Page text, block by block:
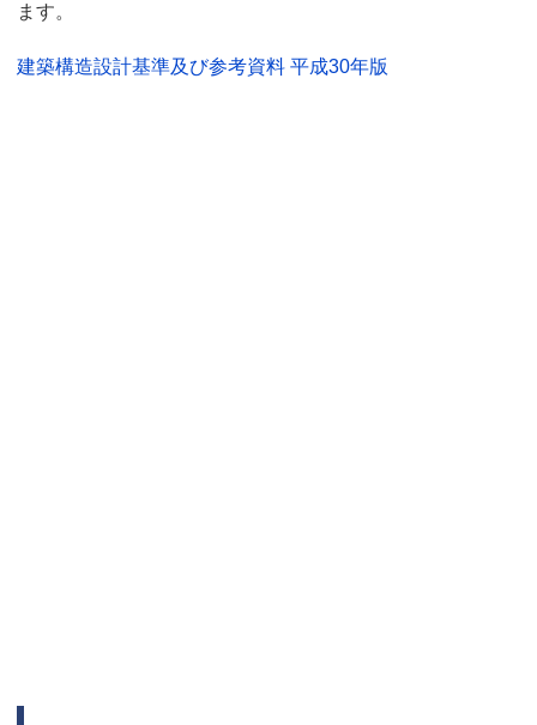
ます。
建築構造設計基準及び参考資料 平成30年版